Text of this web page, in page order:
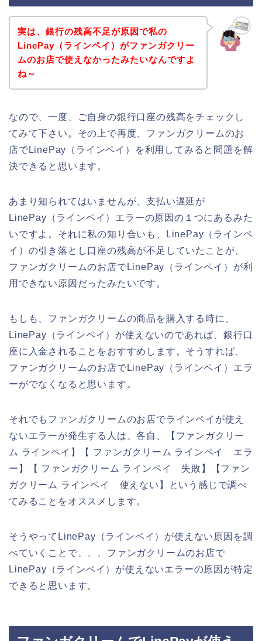
実は、銀行の残高不足が原因で私の
LinePay（ラインペイ）がファンガクリー
ムのお店で使えなかったみたいなんですよ
ね～
なので、一度、ご自身の銀行口座の残高をチェックし
てみて下さい。その上で再度、ファンガクリームのお
店でLinePay（ラインペイ）を利用してみると問題を解
決できると思います。
あまり知られてはいませんが、支払い遅延が
LinePay（ラインペイ）エラーの原因の１つにあるみた
いですよ。それに私の知り合いも、LinePay（ラインペ
イ）の引き落とし口座の残高が不足していたことが、
ファンガクリームのお店でLinePay（ラインペイ）が利
用できない原因だったみたいです。
もしも、ファンガクリームの商品を購入する時に、
LinePay（ラインペイ）が使えないのであれば、銀行口
座に入金されることをおすすめします。そうすれば、
ファンガクリームのお店でLinePay（ラインペイ）エラ
ーがでなくなると思います。
それでもファンガクリームのお店でラインペイが使え
ないエラーが発生する人は、各自、【ファンガクリー
ム ラインペイ】【 ファンガクリーム ラインペイ エラ
ー】【 ファンガクリーム ラインペイ 失敗】【ファン
ガクリーム ラインペイ 使えない】という感じで調べ
てみることをオススメします。
そうやってLinePay（ラインペイ）が使えない原因を調
べていくことで、、、ファンガクリームのお店で
LinePay（ラインペイ）が使えないエラーの原因が特定
できると思います。